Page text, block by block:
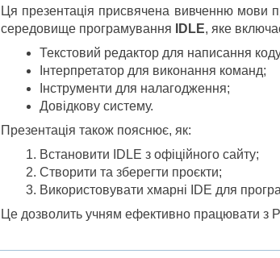
Ця презентація присвячена вивченню мови
середовище програмування
IDLE, яке
Текстовий редактор для написання
Інтерпретатор для виконання команд;
Інструменти для налагодження;
Довідкову систему.
Презентація також пояснює, як:
Встановити IDLE з офіційного сайту;
Створити та зберегти проєкти;
Використовувати хмарні IDE для
Це дозволить учням ефективно працювати з